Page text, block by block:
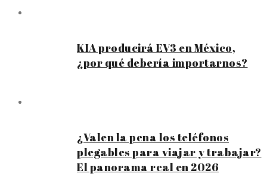
KIA producirá EV3 en México,
¿por qué debería importarnos?
¿Valen la pena los teléfonos
plegables para viajar y trabajar?
El panorama real en 2026